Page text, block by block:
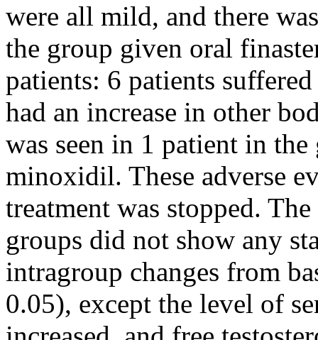
were all mild, and there
the group given oral
patients: 6 patients
had an increase in other
was seen in 1 patient in
minoxidil. These adverse
treatment was stopped.
groups did not show any
intragroup changes from
0.05), except the level of